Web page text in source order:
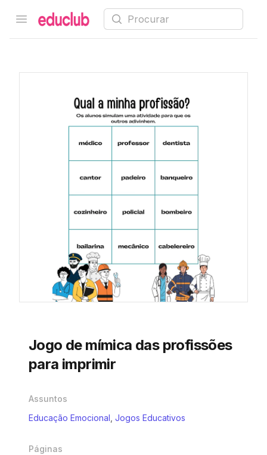
Open menu
Educlub Procurar
Jogo de mímica das profissões
para imprimir
Assuntos
Educação Emocional Jogos Educativos
Páginas